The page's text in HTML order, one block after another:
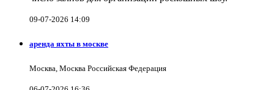
09-07-2026 14:09
аренда яхты в москве
Москва, Москва Российская Федерация